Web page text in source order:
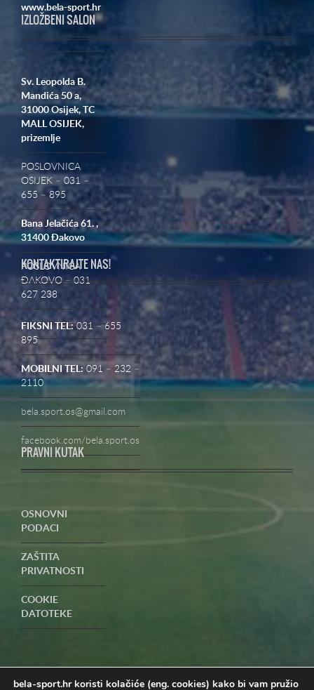
www.bela-sport.hr
IZLOŽBENI SALON
Sv. Leopolda B.
Mandića 50 a,
31000 Osijek, TC
MALL OSIJEK,
prizemlje
POSLOVNICA
OSIJEK – 031 –
655 – 895
Bana Jelačića 61. ,
31400 Đakovo
POSLOVNICA
ĐAKOVO – 031
627 238
KONTAKTIRAJTE NAS!
FIKSNI TEL:031 – 655
895
MOBILNI TEL: 091 – 232 –
2110
bela.sport.os@gmail.com
facebook.com/bela.sport.os
PRAVNI KUTAK
OSNOVNI
PODACI
ZAŠTITA
PRIVATNOSTI
COOKIE
DATOTEKE
PRIGOVORI
bela-sport.hr koristi kolačiće (eng. cookies) kako bi vam pružio